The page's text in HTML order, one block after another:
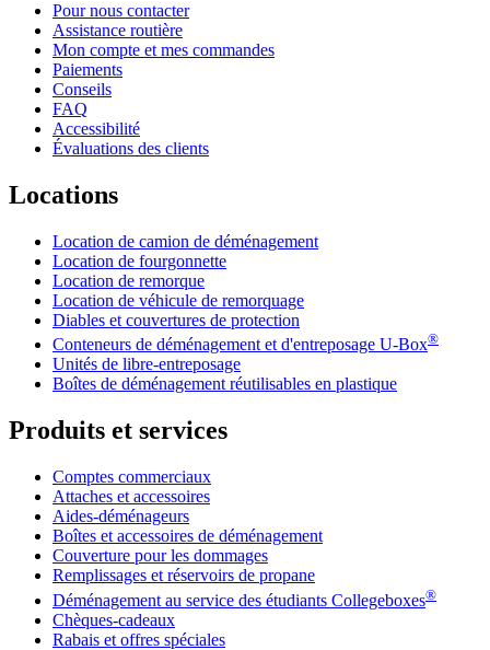
Pour nous contacter
Assistance routière
Mon compte et mes commandes
Paiements
Conseils
FAQ
Accessibilité
Évaluations des clients
Locations
Location de camion de déménagement
Location de fourgonnette
Location de remorque
Location de véhicule de remorquage
Diables et couvertures de protection
Conteneurs de déménagement et d'entreposage U-Box®
Unités de libre-entreposage
Boîtes de déménagement réutilisables en plastique
Produits et services
Comptes commerciaux
Attaches et accessoires
Aides-déménageurs
Boîtes et accessoires de déménagement
Couverture pour les dommages
Remplissages et réservoirs de propane
Déménagement au service des étudiants Collegeboxes®
Chèques-cadeaux
Rabais et offres spéciales